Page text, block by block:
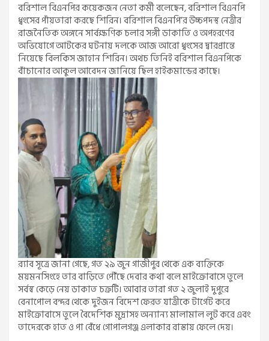
বরিশাল বিএনপির কয়েকজন নেতা কর্মী বলেছেন, বরিশাল বিএনপি
ধ্বংসের পাঁয়তারা করছে শিরিন। বরিশাল বিএনপি’র উচ্চপদস্থ নেত্রীর
রাজনৈতিক অঙ্গনে সার্বক্ষণিক চলার সঙ্গী ডাকাতি ও অপহরণের
অভিযোগে আটকের ঘটনায় দলকে আজ আরো ধ্বংসের দ্বারপ্রান্তে
নিয়েছে বিলকিস জাহান শিরিন। অথচ তিনিই বরিশাল বিএনপিকে
বাঁচানোর আকুল আবেদন জানিয়ে ছিল হাইকমান্ডের কাছে।
র‌্যাব সূত্রে জানা গেছে, গত ২৯ জুন গাজীপুর থেকে এক ব্যক্তিকে
ময়মনসিংহে তার বাড়িতে পৌঁছে দেবার কথা বলে মাইক্রোবাসে তুলে
সর্বস্ব কেড়ে নেয় ডাকাত চক্রটি। আবার তারা গত ২ জুলাই দুপুরে
বেনাপোল বন্দর থেকে দুইজন বিদেশ ফেরত যাত্রীকে টার্গেট করে
মাইক্রোবাসে তুলে বৈদেশিক মুদ্রাসহ অন্যান্য মালামাল লুট করে এবং
তাদেরকে হাত ও পা বেঁধে গোপালগঞ্জ এলাকার রাস্তায় ফেলে দেয়।